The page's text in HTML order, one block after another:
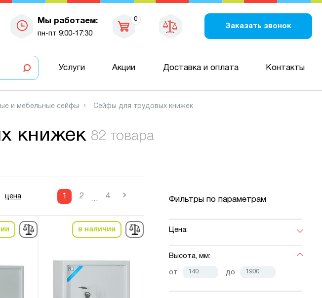
Мы работаем:
пн-пт 9:00-17:30
0
Заказать звонок
Услуги Акции Доставка и оплата Контакты
и мебельные сейфы Сейфы для трудовых книжек
книжек 82 товара
цена 1 2 ... 4 ›
в наличии
Фильтры по параметрам
Цена:
Высота, мм:
от до